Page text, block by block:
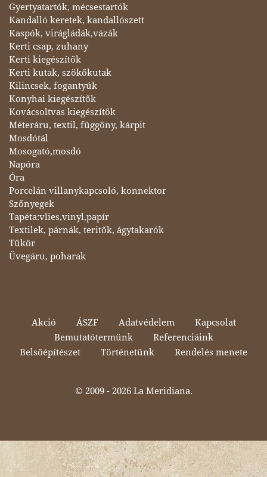
Gyertyatartók, mécsestartók
Kandalló keretek, kandallószett
Kaspók, virágládák,vázák
Kerti csap, zuhany
Kerti kiegészítők
Kerti kutak, szökőkutak
Kilincsek, fogantyúk
Konyhai kiegészítők
Kovácsoltvas kiegészítők
Méteráru, textil, függöny, kárpit
Mosdótál
Mosogató,mosdó
Napóra
Óra
Porcelán villanykapcsoló, konnektor
Szőnyegek
Tapéta:vlies,vinyl,papír
Textilek, párnák, teritők, ágytakarók
Tükör
Üvegáru, poharak
Akció ÁSZF Adatvédelem
Kapcsolat
Bemutatótermünk
Referenciáink
Belsőépítészet
Történetünk Rendelés menete
© 2009 - 2026 La Meridiana.